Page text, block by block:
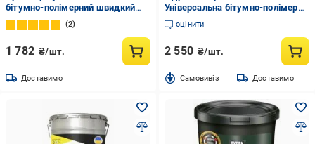
бітумно-полімерний швидкий
EVOMER 18 кг
2
1 782 ₴/шт.
Доставимо
Універсальна бітумно-полімерна
гідроізоляція ISOLASTIK 10 л 10
кг 10 л
оцінити
2 550 ₴/шт.
Cамовивіз Доставимо